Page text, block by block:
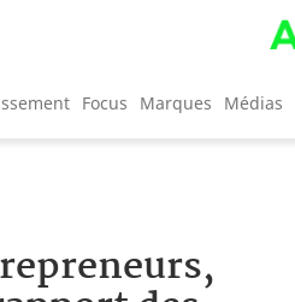
Focus Marques Médias